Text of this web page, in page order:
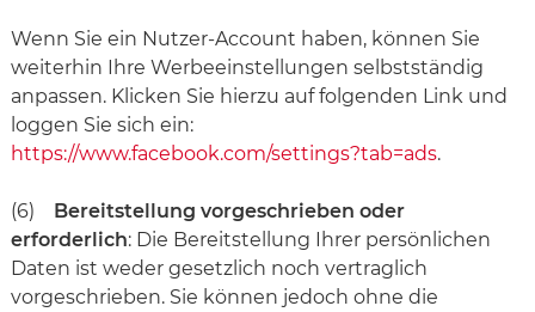
Wenn Sie ein Nutzer-Account haben, können Sie
weiterhin Ihre Werbeeinstellungen selbstständig
anpassen. Klicken Sie hierzu auf folgenden Link und
loggen Sie sich ein:
https://www.facebook.com/settings?tab=ads.
(6) Bereitstellung vorgeschrieben oder
erforderlich: Die Bereitstellung Ihrer persönlichen
Daten ist weder gesetzlich noch vertraglich
vorgeschrieben. Sie können jedoch ohne die